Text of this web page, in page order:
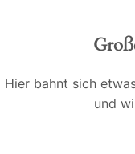
Hier bahnt sich
und